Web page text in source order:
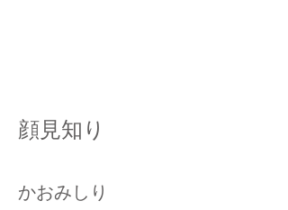
顔見知り
かおみしり